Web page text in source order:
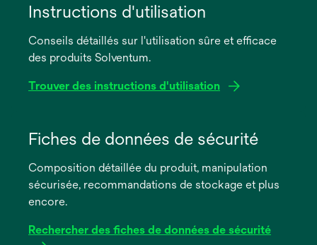
Instructions d'utilisation
Conseils détaillés sur l'utilisation sûre et efficace
des produits Solventum.
Trouver des instructions d'utilisation
dans
nouvel
onglet
Fiches de données de sécurité
Composition détaillée du produit, manipulation
sécurisée, recommandations de stockage et plus
encore.
Rechercher des fiches de données de sécurité